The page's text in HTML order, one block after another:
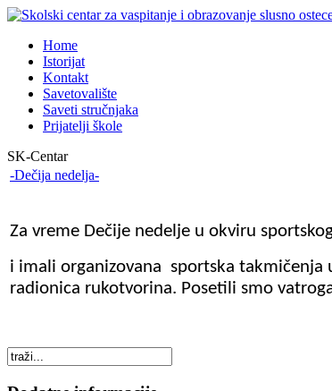
Home
Istorijat
Kontakt
Savetovalište
Saveti stručnjaka
Prijatelji škole
SK-Centar
-Dečija nedelja-
Za vreme Dečije nedelje u okviru
i imali organizovana sportska takmičenja
radionica rukotvorina. Posetili smo